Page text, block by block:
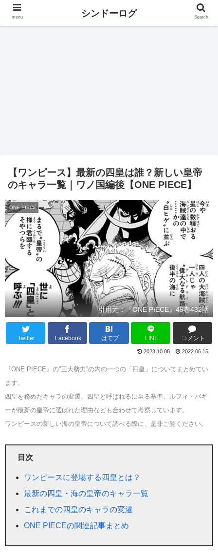
【ワンピース】最新の四皇は誰？新しい皇帝
のキャラ一覧｜ワノ国編後【ONE PIECE】
ONE PIECE
引用元：『ONE PIECE』45巻432話
Twitter Facebook はてブ LINE コメント
2023.10.08 2022.06.15
『ONE PIECE』の”三大勢力”の内の一つの「四皇」についてまとめてい
ます。
四皇を務めたキャラの変遷、四皇と呼ばれるに至る基準、ルフィ・バギ
ーが最新の皇帝に選ばれた理由なども合わせて考察しています。
ワンピースの新しい海の皇帝について調べる際に、是非ご覧ください。
目次
ワンピースに登場する四皇とは？
最新の四皇・海の皇帝のキャラ一覧
これまでの四皇のキャラの変遷
ONE PIECEの関連記事まとめ
menu シンドーログ Search